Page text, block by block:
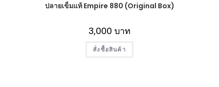
ปลายเข็มแท้ Empire 880 (Original Box)
3,000 บาท
สั่งซื้อสินค้า